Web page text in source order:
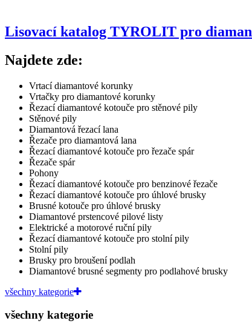
Lisovací katalog TYROLIT pro
Najdete zde:
Vrtací diamantové korunky
Vrtačky pro diamantové korunky
Řezací diamantové kotouče pro stěnové pily
Stěnové pily
Diamantová řezací lana
Řezače pro diamantová lana
Řezací diamantové kotouče pro řezače spár
Řezače spár
Pohony
Řezací diamantové kotouče pro benzinové řezače
Řezací diamantové kotouče pro úhlové brusky
Brusné kotouče pro úhlové brusky
Diamantové prstencové pilové listy
Elektrické a motorové ruční pily
Řezací diamantové kotouče pro stolní pily
Stolní pily
Brusky pro broušení podlah
Diamantové brusné segmenty pro podlahové brusky
všechny kategorie
všechny kategorie